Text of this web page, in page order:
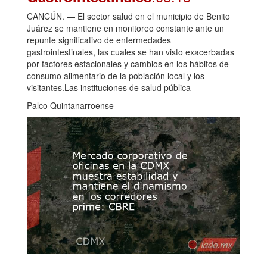
CANCÚN. — El sector salud en el municipio de Benito
Juárez se mantiene en monitoreo constante ante un
repunte significativo de enfermedades
gastrointestinales, las cuales se han visto exacerbadas
por factores estacionales y cambios en los hábitos de
consumo alimentario de la población local y los
visitantes.Las instituciones de salud pública
Palco Quintanarroense